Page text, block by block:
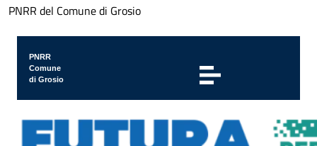
PNRR del Comune di Grosio
PNRR
Comune
di Grosio